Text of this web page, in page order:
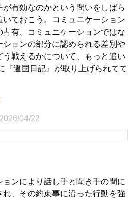
が有効なのかという問いをしばら
いておこう。コミュニケーション
占有、コミュニケーションではな
ションの部分に認められる差別や
う戦えるかについて、もっと追い
『違国日記』が取り上げられてて
2026/04/22
ョンにより話し手と聞き手の間に
れ、その約束事に沿った行動を強